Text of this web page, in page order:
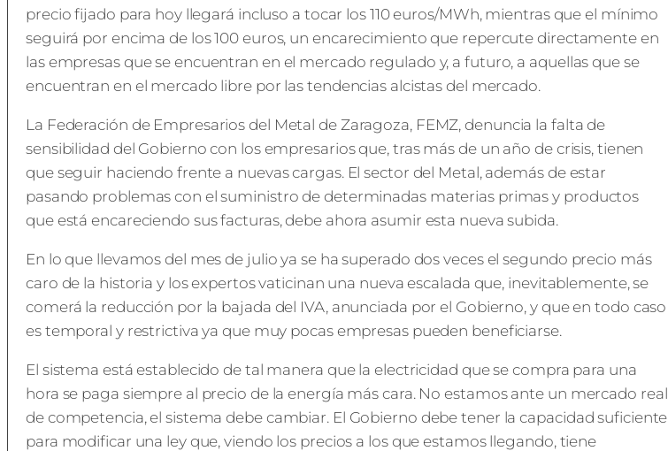
precio fijado para hoy llegará incluso a tocar los 110 euros/MWh, mientras que el mínimo
seguirá por encima de los 100 euros, un encarecimiento que repercute directamente en
las empresas que se encuentran en el mercado regulado y, a futuro, a aquellas que se
encuentran en el mercado libre por las tendencias alcistas del mercado.
La Federación de Empresarios del Metal de Zaragoza, FEMZ, denuncia la falta de
sensibilidad del Gobierno con los empresarios que, tras más de un año de crisis, tienen
que seguir haciendo frente a nuevas cargas. El sector del Metal, además de estar
pasando problemas con el suministro de determinadas materias primas y productos
que está encareciendo sus facturas, debe ahora asumir esta nueva subida.
En lo que llevamos del mes de julio ya se ha superado dos veces el segundo precio más
caro de la historia y los expertos vaticinan una nueva escalada que, inevitablemente, se
comerá la reducción por la bajada del IVA, anunciada por el Gobierno, y que en todo caso
es temporal y restrictiva ya que muy pocas empresas pueden beneficiarse.
El sistema está establecido de tal manera que la electricidad que se compra para una
hora se paga siempre al precio de la energía más cara. No estamos ante un mercado real
de competencia, el sistema debe cambiar. El Gobierno debe tener la capacidad suficiente
para modificar una ley que, viendo los precios a los que estamos llegando, tiene